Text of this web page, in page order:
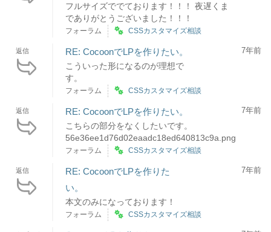
フルサイズででております！！！ 夜遅くま
でありがとうございました！！！
フォーラム CSSカスタマイズ相談
返信 RE: CocoonでLPを作りたい。
こういった形になるのが理想で
す。
7年前
フォーラム CSSカスタマイズ相談
返信 RE: CocoonでLPを作りたい。
こちらの部分をなくしたいです。
56e36ee1d76d02eaadc18ed640813c9a.png
7年前
フォーラム CSSカスタマイズ相談
返信
RE: CocoonでLPを作りた
い。
本文のみになっております！
7年前
フォーラム CSSカスタマイズ相談